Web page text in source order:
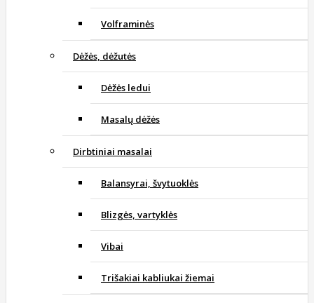
Volframinės
Dėžės, dėžutės
Dėžės ledui
Masalų dėžės
Dirbtiniai masalai
Balansyrai, švytuoklės
Blizgės, vartyklės
Vibai
Trišakiai kabliukai žiemai